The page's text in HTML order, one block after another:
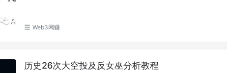
Web3网赚
历史26次大空投及反女巫分析教程